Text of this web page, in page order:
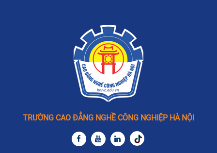
TRƯỜNG CAO ĐẲNG NGHỀ CÔNG NGHIỆP HÀ NỘI